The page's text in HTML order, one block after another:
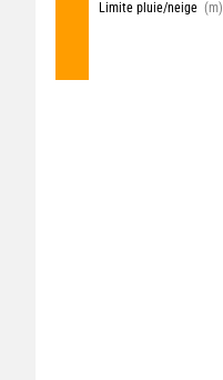
Limite pluie/neige (m)